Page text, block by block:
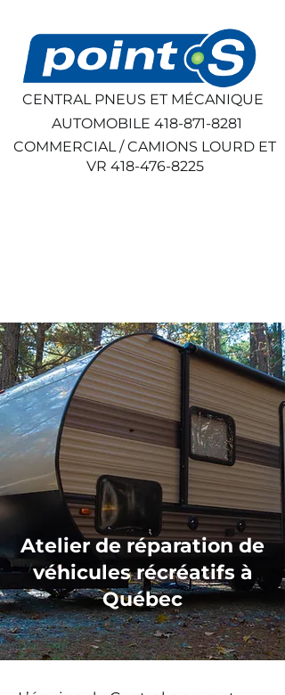
CENTRAL PNEUS ET MÉCANIQUE
AUTOMOBILE 418-871-8281
COMMERCIAL / CAMIONS LOURD ET
VR 418-476-8225
Atelier de réparation de
véhicules récréatifs à
Québec